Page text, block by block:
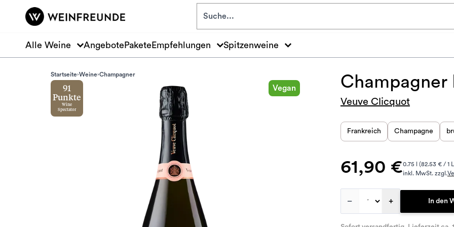
Zum Hauptinhalt springen
Alle Weine Angebote Pakete Empfehlungen Spitzenweine
Startseite Weine Champagner
91
Punkte
Wine
Spectator
Vegan Champagner
Veuve Clicquot
Frankreich Champagne
61,90 €0.75 l (82.53 € / 1
inkl. MwSt. zzgl.
– + In den